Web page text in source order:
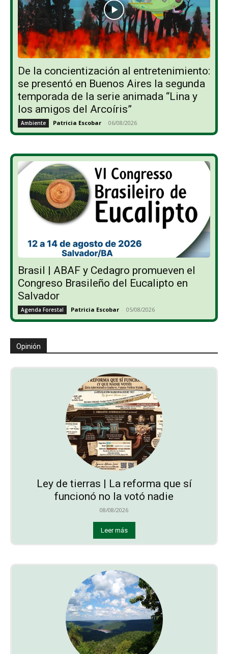
De la concientización al entretenimiento:
se presentó en Buenos Aires la segunda
temporada de la serie animada “Lina y
los amigos del Arcoíris”
Ambiente Patricia Escobar - 06/08/2026
Brasil | ABAF y Cedagro promueven el
Congreso Brasileño del Eucalipto en
Salvador
Agenda Forestal Patricia Escobar - 05/08/2026
Opinión
Ley de tierras | La reforma que sí
funcionó no la votó nadie
08/08/2026
Leer más